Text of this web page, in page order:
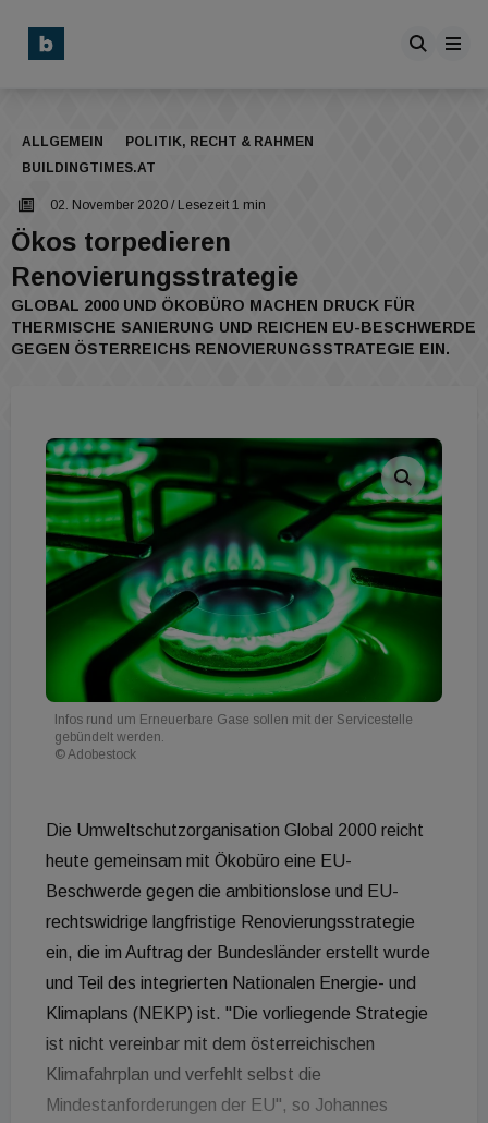
ALLGEMEIN
POLITIK, RECHT & RAHMEN
BUILDINGTIMES.AT
02. November 2020 / Lesezeit 1 min
Ökos torpedieren
Renovierungsstrategie
GLOBAL 2000 UND ÖKOBÜRO MACHEN DRUCK FÜR
THERMISCHE SANIERUNG UND REICHEN EU-BESCHWERDE
GEGEN ÖSTERREICHS RENOVIERUNGSSTRATEGIE EIN.
Infos rund um Erneuerbare Gase sollen mit der Servicestelle
gebündelt werden.
© Adobestock
Die Umweltschutzorganisation Global 2000 reicht
heute gemeinsam mit Ökobüro eine EU-
Beschwerde gegen die ambitionslose und EU-
rechtswidrige langfristige Renovierungsstrategie
ein, die im Auftrag der Bundesländer erstellt wurde
und Teil des integrierten Nationalen Energie- und
Klimaplans (NEKP) ist. "Die vorliegende Strategie
ist nicht vereinbar mit dem österreichischen
Klimafahrplan und verfehlt selbst die
Mindestanforderungen der EU", so Johannes